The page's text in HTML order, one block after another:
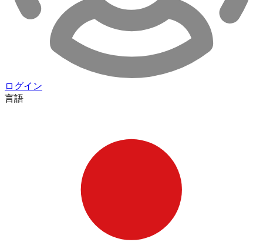
ログイン
言語